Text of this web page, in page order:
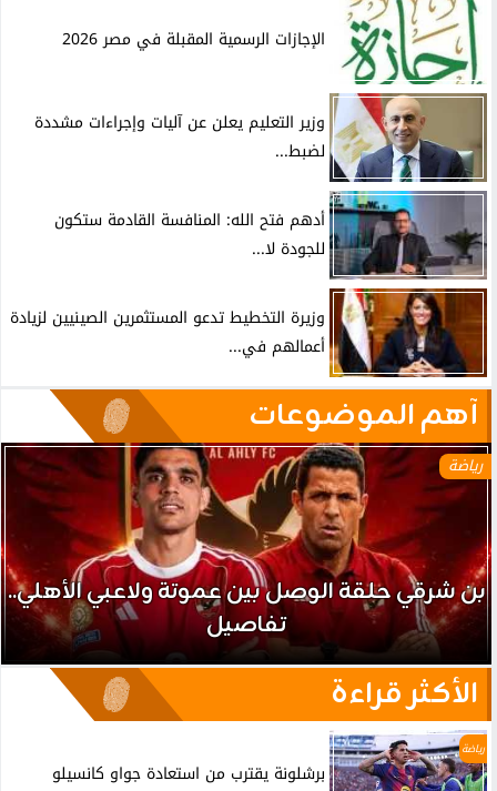
الإجازات الرسمية المقبلة في مصر 2026
وزير التعليم يعلن عن آليات وإجراءات مشددة
لضبط...
أدهم فتح الله: المنافسة القادمة ستكون
للجودة لا...
وزيرة التخطيط تدعو المستثمرين الصينيين لزيادة
أعمالهم في...
آهم الموضوعات
رياضة
بن شرقي حلقة الوصل بين عموتة ولاعبي الأهلي..
تفاصيل
الأكثر قراءة
رياضة
برشلونة يقترب من استعادة جواو كانسيلو